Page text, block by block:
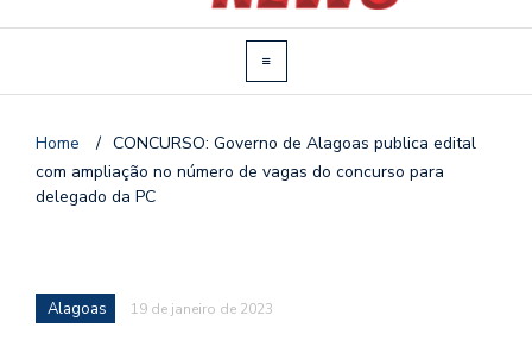
Home / CONCURSO: Governo de Alagoas publica edital
com ampliação no número de vagas do concurso para
delegado da PC
Alagoas 19 de janeiro de 2023